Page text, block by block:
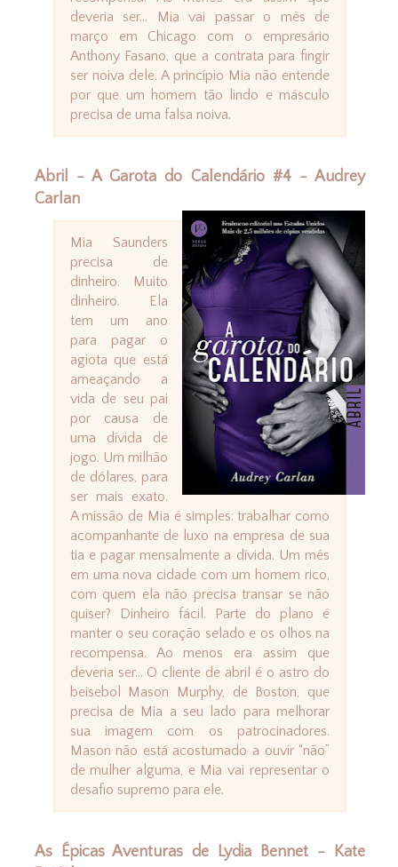
deveria ser... Mia vai passar o mês de
março em Chicago com o empresário
Anthony Fasano, que a contrata para fingir
ser noiva dele. A princípio Mia não entende
por que um homem tão lindo e másculo
precisa de uma falsa noiva.
Abril - A Garota do Calendário #4 - Audrey
Carlan
Mia Saunders
precisa de
dinheiro. Muito
dinheiro. Ela
tem um ano
para pagar o
agiota que está
ameaçando a
vida de seu pai
por causa de
uma dívida de
jogo. Um milhão
de dólares, para
ser mais exato.
A missão de Mia é simples: trabalhar como
acompanhante de luxo na empresa de sua
tia e pagar mensalmente a dívida. Um mês
em uma nova cidade com um homem rico,
com quem ela não precisa transar se não
quiser? Dinheiro fácil. Parte do plano é
manter o seu coração selado e os olhos na
recompensa. Ao menos era assim que
deveria ser... O cliente de abril é o astro do
beisebol Mason Murphy, de Boston, que
precisa de Mia a seu lado para melhorar
sua imagem com os patrocinadores.
Mason não está acostumado a ouvir “não”
de mulher alguma, e Mia vai representar o
desafio supremo para ele.
As Épicas Aventuras de Lydia Bennet - Kate